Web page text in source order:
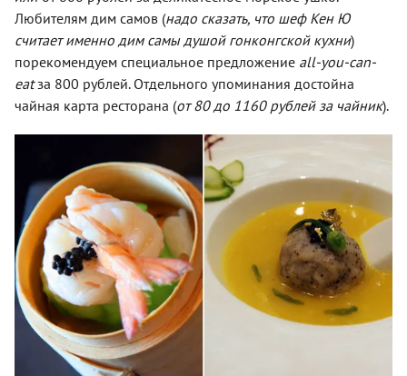
Любителям дим самов (надо сказать, что шеф Кен Ю
считает именно дим самы душой гонконгской кухни)
порекомендуем специальное предложение all-you-can-
eatза 800 рублей. Отдельного упоминания достойна
чайная карта ресторана (от 80 до 1160 рублей за чайник).